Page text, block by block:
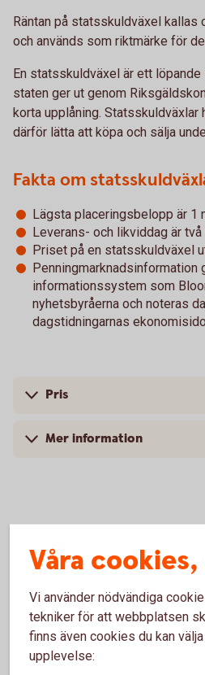
Räntan på statsskuldväxel kallas
och används som riktmärke för
En statsskuldväxel är ett
staten ger ut genom
korta upplåning. Statsskuldväxlar
därför lätta att köpa och sälja
Fakta om
Lägsta placeringsbelopp är 1
Leverans- och likviddag är
Priset på en statsskuldväxel
Penningmarknadsinformation
informationssystem som
nyhetsbyråerna och noteras
dagstidningarnas
Pris
Mer information
statsskuldsväxlar
Vem kan köpa
Vilken är lägsta
Våra
Vi använder nödvändiga
tekniker för att webbplatsen
finns även cookies du kan
upplevelse: